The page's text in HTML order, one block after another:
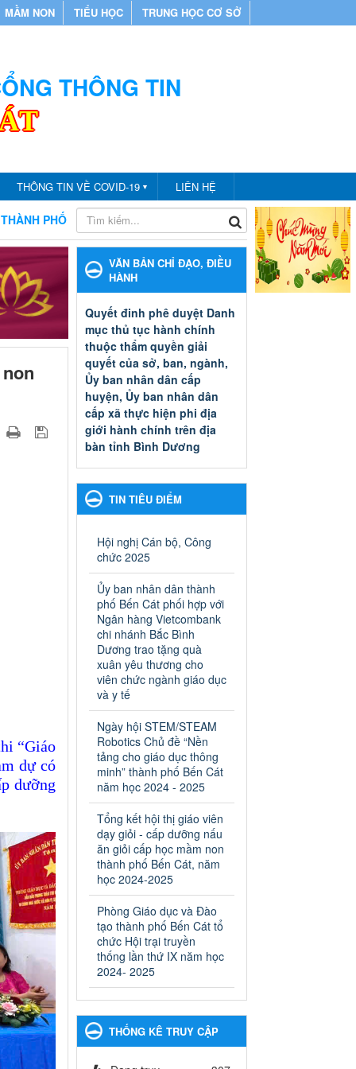
MẦM NON TIỂU HỌC TRUNG HỌC CƠ SỞ
THÔNG TIN
THÔNG TIN VỀ COVID-19 ▼ LIÊN HỆ
CHÀO MỪNG BẠN ĐẾN VỚI CỔNG THÔNG TIN
“Giáo
dự có
dưỡng
VĂN BẢN CHỈ ĐẠO, ĐIỀU
HÀNH
Quyết đinh phê duyệt Danh
mục thủ tục hành chính
thuộc thẩm quyền giải
quyết của sở, ban, ngành,
Ủy ban nhân dân cấp
huyện, Ủy ban nhân dân
cấp xã thực hiện phi địa
giới hành chính trên địa
bàn tỉnh Bình Dương
thẩm quyền giải quyết của sở,
ban, ngành, Ủy ban nhân dân
cấp xã thực hiện phi địa giới
hành chính trên địa bàn tỉnh
Ngày ban hành: 13/03/2025
Kế hoạch Phổ biến, giáo
dục pháp luật năm 2025 của
ngành Giáo dục và Đào tạo
thành phố Bến Cát
Kế hoạch Phổ biến, giáo dục
pháp luật năm 2025 của
ngành Giáo dục và Đào tạo
thành phố Bến Cát
Ngày ban hành: 28/02/2025
Quyết định công bố thủ tục
hành chính bị bãi bỏ trong
lĩnh vực giáo dục đào tạo
thuộc hệ giáo dục quốc
dân và cơ sở giáo dục khác
thuộc thẩm quyền giải
quyết của Sở Giáo dục và
Đào tạo, Ủy ban nhân dân
cấp huyện
Quyết định công bố thủ tục
hành chính bị bãi bỏ trong lĩnh
vực giáo dục đào tạo thuộc hệ
giáo dục quốc dân và cơ sở
giáo dục khác thuộc thẩm
quyền giải quyết của Sở Giáo
dục và Đào tạo, Ủy ban nhân
dân cấp huyện
TIN TIÊU ĐIỂM
Hội nghị Cán bộ, Công
chức 2025
Ủy ban nhân dân thành
phố Bến Cát phối hợp với
Ngân hàng Vietcombank
chi nhánh Bắc Bình
Dương trao tặng quà
xuân yêu thương cho
viên chức ngành giáo dục
và y tế
Ngày hội STEM/STEAM
Robotics Chủ đề “Nền
tảng cho giáo dục thông
minh” thành phố Bến Cát
năm học 2024 - 2025
Tổng kết hội thị giáo viên
dạy giỏi - cấp dưỡng nấu
ăn giỏi cấp học mầm non
thành phố Bến Cát, năm
học 2024-2025
Phòng Giáo dục và Đào
tạo thành phố Bến Cát tổ
chức Hội trại truyền
thống lần thứ IX năm học
2024- 2025
THỐNG KÊ TRUY CẬP